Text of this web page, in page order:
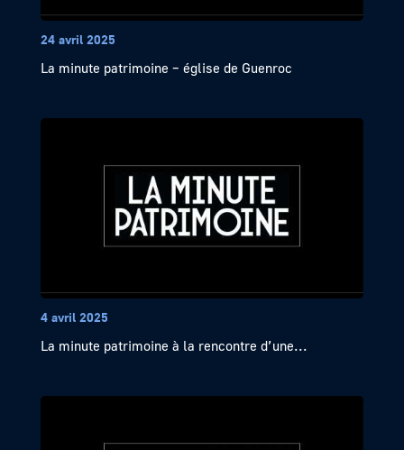
24 avril 2025
La minute patrimoine – église de Guenroc
4 avril 2025
La minute patrimoine à la rencontre d’une...